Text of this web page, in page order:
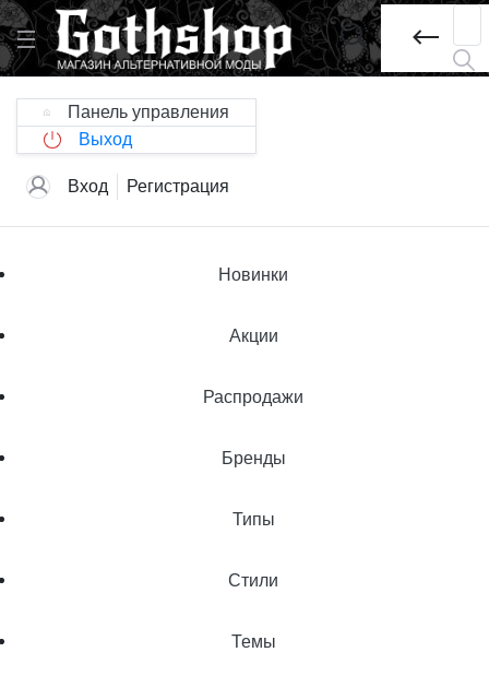
Панель управления
Выход
Вход Регистрация
Новинки
Акции
Распродажи
Бренды
Типы
Стили
Темы